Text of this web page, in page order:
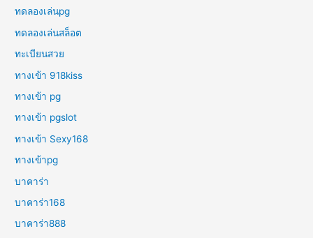
ทดลองเล่นpg
ทดลองเล่นสล็อต
ทะเบียนสวย
ทางเข้า 918kiss
ทางเข้า pg
ทางเข้า pgslot
ทางเข้า Sexy168
ทางเข้าpg
บาคาร่า
บาคาร่า168
บาคาร่า888